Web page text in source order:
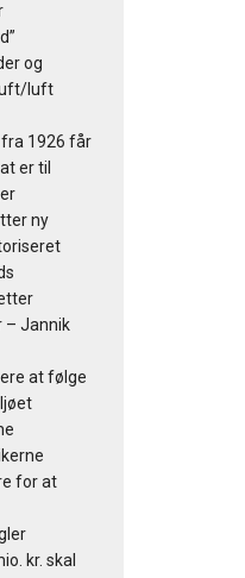
og
luft
fra 1926 får
er til
ny
– Jannik
at følge
for at
kr. skal